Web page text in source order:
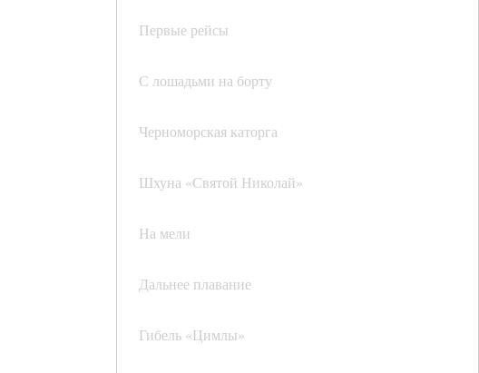
Первые рейсы
С лошадьми на борту
Черноморская каторга
Шхуна «Святой Николай»
На мели
Дальнее плавание
Гибель «Цимлы»